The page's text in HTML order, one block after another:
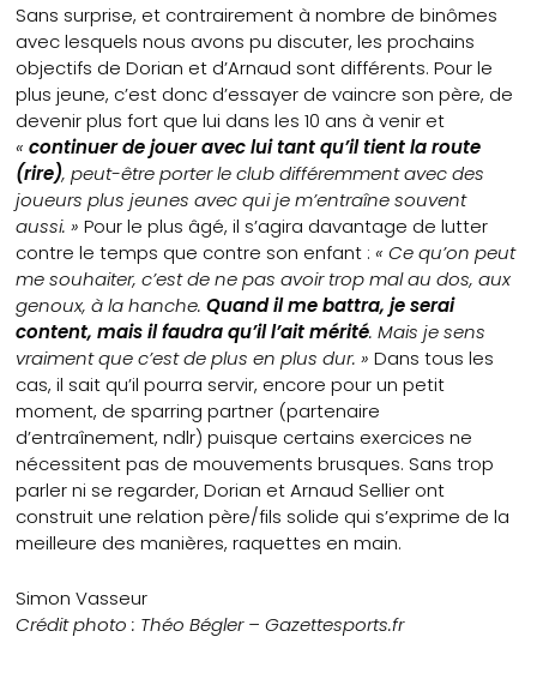
Sans surprise, et contrairement à nombre de binômes
avec lesquels nous avons pu discuter, les prochains
objectifs de Dorian et d’Arnaud sont différents. Pour le
plus jeune, c’est donc d’essayer de vaincre son père, de
devenir plus fort que lui dans les 10 ans à venir et
«continuer de jouer avec lui tant qu’il tient la route
(rire), peut-être porter le club différemment avec des
joueurs plus jeunes avec qui je m’entraîne souvent
aussi. » Pour le plus âgé, il s’agira davantage de lutter
contre le temps que contre son enfant :« Ce qu’on peut
me souhaiter, c’est de ne pas avoir trop mal au dos, aux
genoux, à la hanche.Quand il me battra, je serai
content, mais il faudra qu’il l’ait mérité. Mais je sens
vraiment que c’est de plus en plus dur. »Dans tous les
cas, il sait qu’il pourra servir, encore pour un petit
moment, de sparring partner (partenaire
d’entraînement, ndlr) puisque certains exercices ne
nécessitent pas de mouvements brusques. Sans trop
parler ni se regarder, Dorian et Arnaud Sellier ont
construit une relation père/fils solide qui s’exprime de la
meilleure des manières, raquettes en main.
Simon Vasseur
Crédit photo : Théo Bégler – Gazettesports.fr